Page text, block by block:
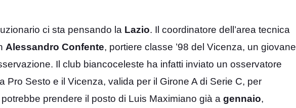
ci sta pensando la Lazio. Il coordinatore dell’area tecnica
Alessandro Confente, portiere classe ’98 del Vicenza, un giovane
Il club biancoceleste ha infatti inviato un osservatore
Pro Sesto e il Vicenza, valida per il Girone A di Serie C, per
prendere il posto di Luis Maximiano già a gennaio,